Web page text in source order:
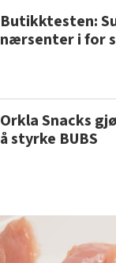
Butikktesten:
nærsenter i for
Orkla Snacks
å styrke BUBS